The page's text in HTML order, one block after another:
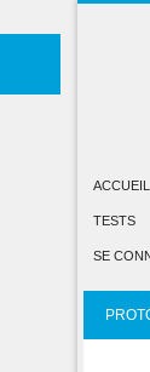
ACCUEIL
TESTS
SE